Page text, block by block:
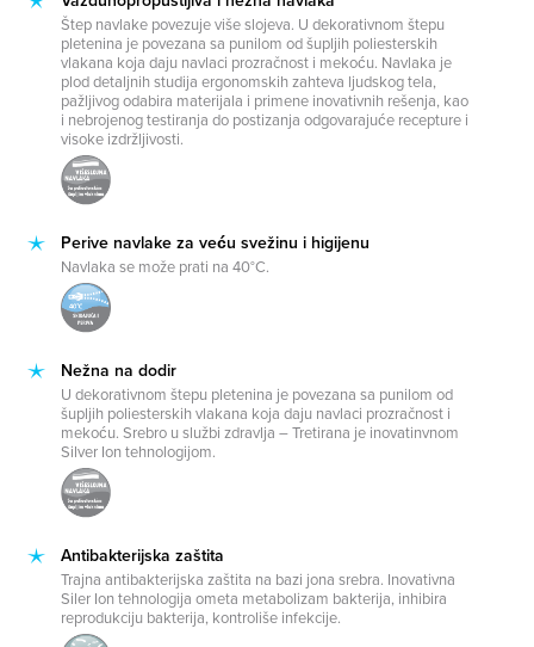
Štep navlake povezuje više slojeva. U dekorativnom štepu
pletenina je povezana sa punilom od šupljih poliesterskih
vlakana koja daju navlaci prozračnost i mekoću. Navlaka je
plod detaljnih studija ergonomskih zahteva ljudskog tela,
pažljivog odabira materijala i primene inovativnih rešenja, kao
i nebrojenog testiranja do postizanja odgovarajuće recepture i
visoke izdržljivosti.
Perive navlake za veću svežinu i higijenu
Navlaka se može prati na 40°C.
Nežna na dodir
U dekorativnom štepu pletenina je povezana sa punilom od
šupljih poliesterskih vlakana koja daju navlaci prozračnost i
mekoću. Srebro u službi zdravlja – Tretirana je inovatinvnom
Silver Ion tehnologijom.
Antibakterijska zaštita
Trajna antibakterijska zaštita na bazi jona srebra. Inovativna
Siler Ion tehnologija ometa metabolizam bakterija, inhibira
reprodukciju bakterija, kontroliše infekcije.